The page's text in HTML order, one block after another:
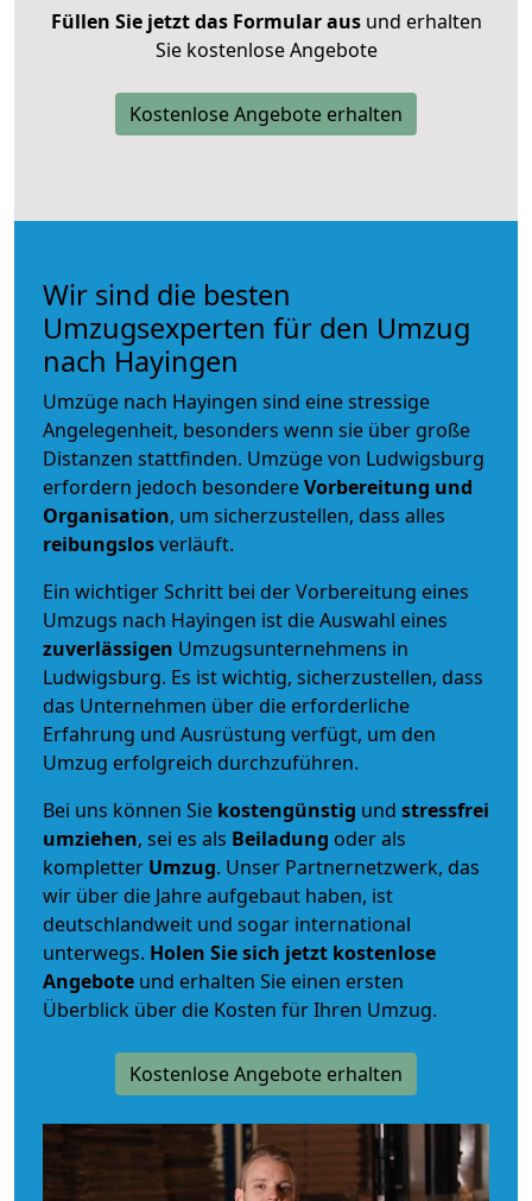
Füllen Sie jetzt das Formular ausund erhalten
Sie kostenlose Angebote
Kostenlose Angebote erhalten
Wir sind die besten
Umzugsexperten für den Umzug
nach Hayingen
Umzüge nach Hayingen sind eine stressige
Angelegenheit, besonders wenn sie über große
Distanzen stattfinden. Umzüge von Ludwigsburg
erfordern jedoch besondereVorbereitung und
Organisation, um sicherzustellen, dass alles
reibungslosverläuft.
Ein wichtiger Schritt bei der Vorbereitung eines
Umzugs nach Hayingen ist die Auswahl eines
zuverlässigen Umzugsunternehmens in
Ludwigsburg. Es ist wichtig, sicherzustellen, dass
das Unternehmen über die erforderliche
Erfahrung und Ausrüstung verfügt, um den
Umzug erfolgreich durchzuführen.
Bei uns können Sie kostengünstig und stressfrei
umziehen, sei es als Beiladung oder als
kompletter Umzug. Unser Partnernetzwerk, das
wir über die Jahre aufgebaut haben, ist
deutschlandweit und sogar international
unterwegs. Holen Sie sich jetzt kostenlose
Angebote und erhalten Sie einen ersten
Überblick über die Kosten für Ihren Umzug.
Kostenlose Angebote erhalten